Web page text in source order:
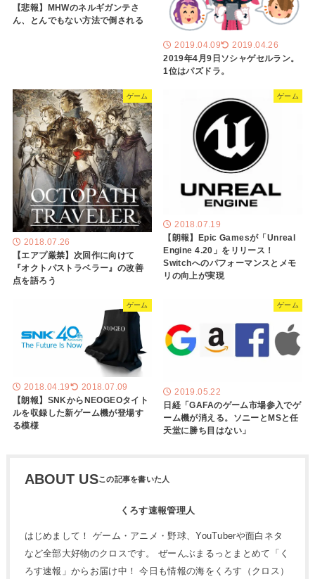
【悲報】MHWのネルギガンテさ
ん、とんでもない方法で倒される
2019.04.09 2019.04.26
2019年4月9日ソシャゲセルラン。
1位はパズドラ。
ゲーム
2018.07.26
【エアプ厳禁】次回作に向けて
『オクトパストラベラー』の改善
点を語ろう
ゲーム
2018.07.19
【朗報】Epic Gamesが「Unreal
Engine 4.20」をリリース！
Switchへのパフォーマンスとメモ
リの向上が実現
ゲーム
2018.04.19 2018.07.09
【朗報】SNKからNEOGEOタイト
ルを収録した新ゲーム機が登場す
る模様
ゲーム
2019.05.22
日経「GAFAのゲーム市場参入でゲ
ーム機が消える。ソニーとMSと任
天堂に勝ち目はない」
ABOUT US
くろす速報管理人
はじめまして！ ゲーム・アニメ・野球、YouTuberや面白ネタ
など全部大好物のクロスです。 ぜーんぶまるっとまとめて「く
ろす速報」からお届け中！ 今日も情報の海をくろす（クロス）